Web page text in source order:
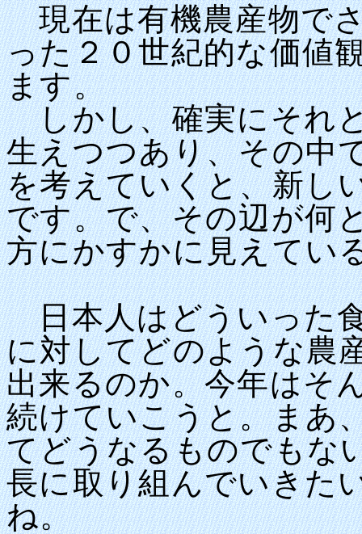
現在は有機農産物で
った２０世紀的な価値
ます。
しかし、確実にそれ
生えつつあり、その中
を考えていくと、新し
です。で、その辺が何
方にかすかに見えてい
日本人はどういった
に対してどのような農
出来るのか。今年はそ
続けていこうと。まあ
てどうなるものでもな
長に取り組んでいきた
ね。